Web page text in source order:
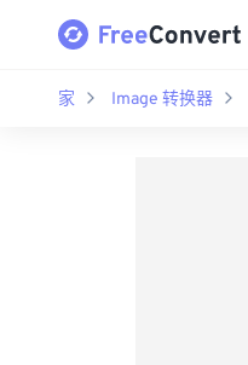
家 Image 转换器